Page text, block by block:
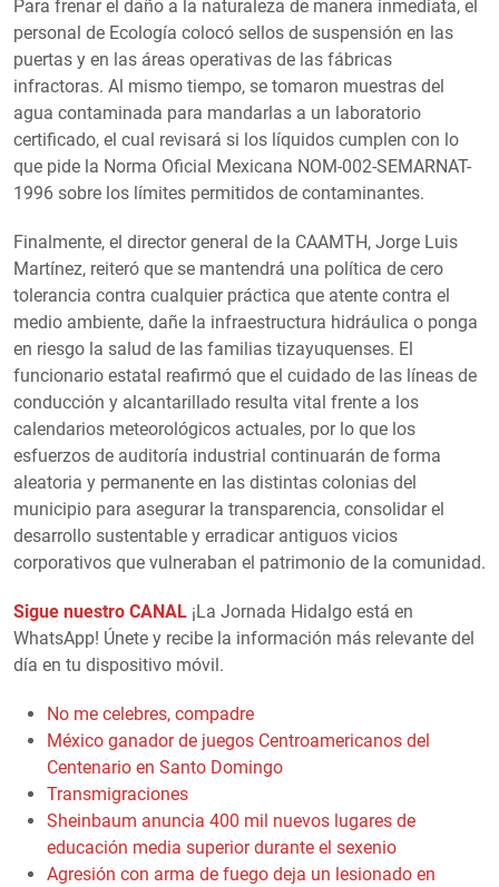
Para frenar el daño a la naturaleza de manera inmediata, el
personal de Ecología colocó sellos de suspensión en las
puertas y en las áreas operativas de las fábricas
infractoras. Al mismo tiempo, se tomaron muestras del
agua contaminada para mandarlas a un laboratorio
certificado, el cual revisará si los líquidos cumplen con lo
que pide la Norma Oficial Mexicana NOM-002-SEMARNAT-
1996 sobre los límites permitidos de contaminantes.
Finalmente, el director general de la CAAMTH, Jorge Luis
Martínez, reiteró que se mantendrá una política de cero
tolerancia contra cualquier práctica que atente contra el
medio ambiente, dañe la infraestructura hidráulica o ponga
en riesgo la salud de las familias tizayuquenses. El
funcionario estatal reafirmó que el cuidado de las líneas de
conducción y alcantarillado resulta vital frente a los
calendarios meteorológicos actuales, por lo que los
esfuerzos de auditoría industrial continuarán de forma
aleatoria y permanente en las distintas colonias del
municipio para asegurar la transparencia, consolidar el
desarrollo sustentable y erradicar antiguos vicios
corporativos que vulneraban el patrimonio de la comunidad.
Sigue nuestro CANAL ¡La Jornada Hidalgo está en
WhatsApp! Únete y recibe la información más relevante del
día en tu dispositivo móvil.
No me celebres, compadre
México ganador de juegos Centroamericanos del
Centenario en Santo Domingo
Transmigraciones
Sheinbaum anuncia 400 mil nuevos lugares de
educación media superior durante el sexenio
Agresión con arma de fuego deja un lesionado en